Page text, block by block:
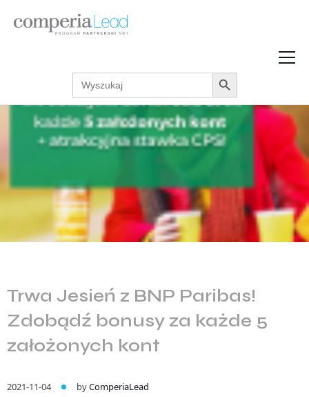
Strefa Wiedzy
Podcasty
Zarabiaj w internecie
Akcje promocyjne
Search
for:
Search Button
Trwa Jesień z BNP Paribas!
Zdobądź bonusy za każde 5
założonych kont
2021-11-04 byComperiaLead